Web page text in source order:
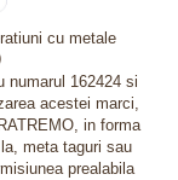
cu metale
numarul 162424 si
acestei marci,
in forma
meta taguri sau
prealabila